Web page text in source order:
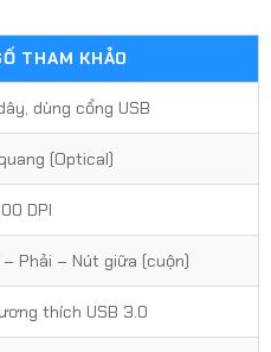
THAM KHẢO
dùng cổng USB
(Optical)
DPI
Phải – Nút giữa (cuộn)
thích USB 3.0